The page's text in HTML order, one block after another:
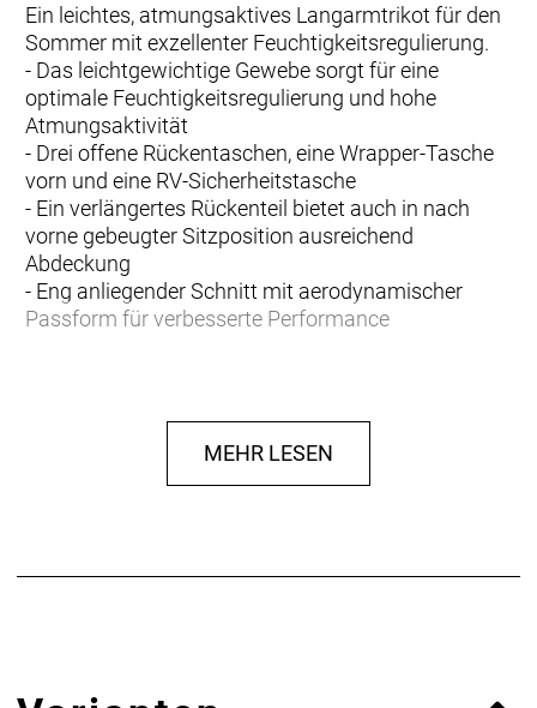
Ein leichtes, atmungsaktives Langarmtrikot für den
Sommer mit exzellenter Feuchtigkeitsregulierung.
- Das leichtgewichtige Gewebe sorgt für eine
optimale Feuchtigkeitsregulierung und hohe
Atmungsaktivität
- Drei offene Rückentaschen, eine Wrapper-Tasche
vorn und eine RV-Sicherheitstasche
- Ein verlängertes Rückenteil bietet auch in nach
vorne gebeugter Sitzposition ausreichend
Abdeckung
- Eng anliegender Schnitt mit aerodynamischer
Passform für verbesserte Performance
MEHR LESEN